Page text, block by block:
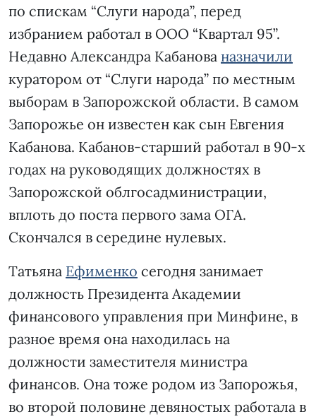
по спискам “Слуги народа”, перед
избранием работал в ООО “Квартал 95”.
Недавно Александра Кабанова назначили
куратором от “Слуги народа” по местным
выборам в Запорожской области. В самом
Запорожье он известен как сын Евгения
Кабанова. Кабанов-старший работал в 90-х
годах на руководящих должностях в
Запорожской облгосадминистрации,
вплоть до поста первого зама ОГА.
Скончался в середине нулевых.
Татьяна Ефименко сегодня занимает
должность Президента Академии
финансового управления при Минфине, в
разное время она находилась на
должности заместителя министра
финансов. Она тоже родом из Запорожья,
во второй половине девяностых работала в